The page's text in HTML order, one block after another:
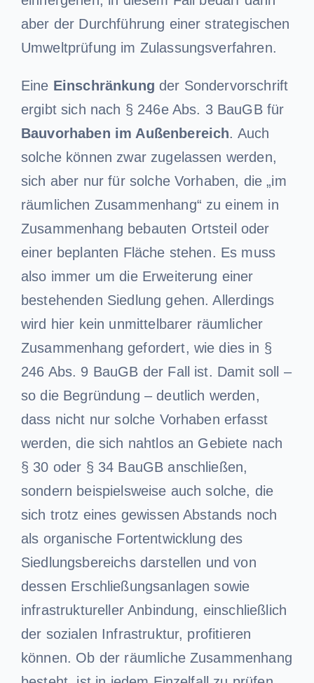
aber der Durchführung einer strategischen
Umweltprüfung im Zulassungsverfahren.
Eine Einschränkung der Sondervorschrift
ergibt sich nach § 246e Abs. 3 BauGB für
Bauvorhaben im Außenbereich. Auch
solche können zwar zugelassen werden,
sich aber nur für solche Vorhaben, die „im
räumlichen Zusammenhang“ zu einem in
Zusammenhang bebauten Ortsteil oder
einer beplanten Fläche stehen. Es muss
also immer um die Erweiterung einer
bestehenden Siedlung gehen. Allerdings
wird hier kein unmittelbarer räumlicher
Zusammenhang gefordert, wie dies in §
246 Abs. 9 BauGB der Fall ist. Damit soll –
so die Begründung – deutlich werden,
dass nicht nur solche Vorhaben erfasst
werden, die sich nahtlos an Gebiete nach
§ 30 oder § 34 BauGB anschließen,
sondern beispielsweise auch solche, die
sich trotz eines gewissen Abstands noch
als organische Fortentwicklung des
Siedlungsbereichs darstellen und von
dessen Erschließungsanlagen sowie
infrastruktureller Anbindung, einschließlich
der sozialen Infrastruktur, profitieren
können. Ob der räumliche Zusammenhang